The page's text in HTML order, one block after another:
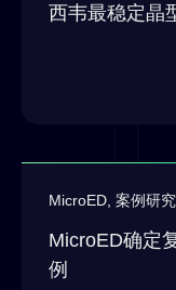
西韦最稳定晶
MicroED 案例研究
MicroED确定
例